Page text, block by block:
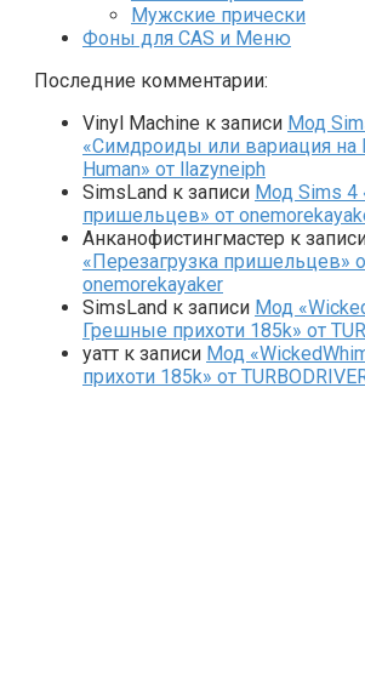
Мужские прически
Фоны для CAS и Меню
Последние комментарии:
Vinyl Machine к записи Мод
«Симдроиды или вариация на
Human» от llazyneiph
SimsLand к записи Мод Sims 4
пришельцев» от
Анканофистингмастер к
«Перезагрузка пришельцев»
onemorekayaker
SimsLand к записи Мод
Грешные прихоти 185k» от
yaтт к записи Мод
прихоти 185k» от